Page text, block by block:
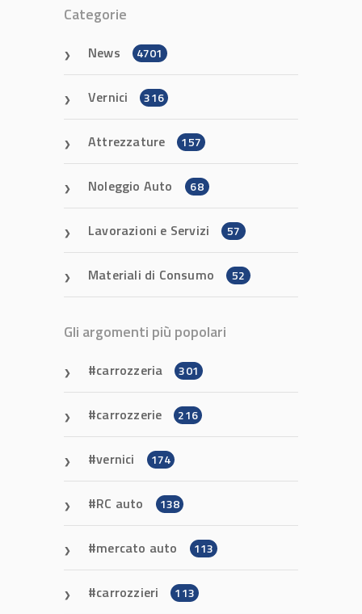
Categorie
News 4701
Vernici 316
Attrezzature 157
Noleggio Auto 68
Lavorazioni e Servizi 57
Materiali di Consumo 52
Gli argomenti più popolari
carrozzeria 301
carrozzerie 216
vernici 174
RC auto 138
mercato auto 113
carrozzieri 113